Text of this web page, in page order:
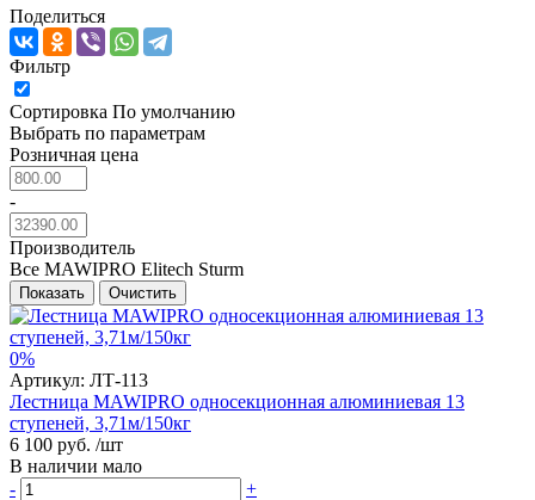
Поделиться
Фильтр
Сортировка По умолчанию
Выбрать по параметрам
Розничная цена
-
Производитель
Все MAWIPRO Elitech Sturm
Показать Очистить
0%
Артикул: ЛТ-113
Лестница MAWIPRO односекционная алюминиевая 13
ступеней, 3,71м/150кг
6 100 руб. /шт
В наличии мало
-
+